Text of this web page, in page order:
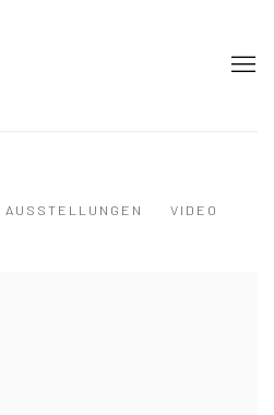
AUSSTELLUNGEN
VIDEO